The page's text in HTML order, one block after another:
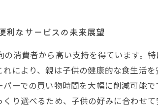
利なサービスの未来展望
消費者から高い支持を得ています。
により、親は子供の健康的な食生活
ーでの買い物時間を大幅に削減可能
り選べるため、子供の好みに合わせ